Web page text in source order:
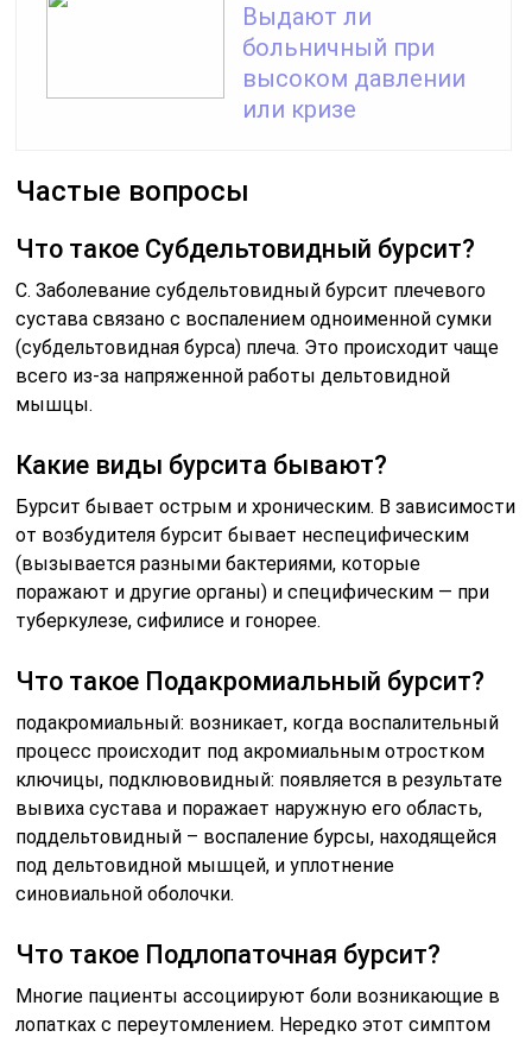
Выдают ли
больничный при
высоком давлении
или кризе
Частые вопросы
Что такое Субдельтовидный бурсит?
С. Заболевание субдельтовидный бурсит плечевого
сустава связано с воспалением одноименной сумки
(субдельтовидная бурса) плеча. Это происходит чаще
всего из-за напряженной работы дельтовидной
мышцы.
Какие виды бурсита бывают?
Бурсит бывает острым и хроническим. В зависимости
от возбудителя бурсит бывает неспецифическим
(вызывается разными бактериями, которые
поражают и другие органы) и специфическим — при
туберкулезе, сифилисе и гонорее.
Что такое Подакромиальный бурсит?
подакромиальный: возникает, когда воспалительный
процесс происходит под акромиальным отростком
ключицы, подклювовидный: появляется в результате
вывиха сустава и поражает наружную его область,
поддельтовидный – воспаление бурсы, находящейся
под дельтовидной мышцей, и уплотнение
синовиальной оболочки.
Что такое Подлопаточная бурсит?
Многие пациенты ассоциируют боли возникающие в
лопатках с переутомлением. Нередко этот симптом